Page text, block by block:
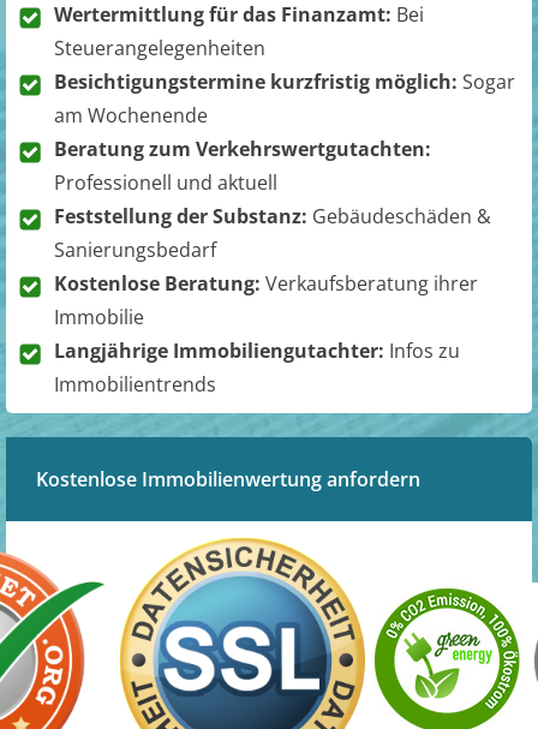
Wertermittlung für das Finanzamt: Bei
Steuerangelegenheiten
Besichtigungstermine kurzfristig möglich: Sogar
am Wochenende
Beratung zum Verkehrswertgutachten:
Professionell und aktuell
Feststellung der Substanz: Gebäudeschäden &
Sanierungsbedarf
Kostenlose Beratung: Verkaufsberatung ihrer
Immobilie
Langjährige Immobiliengutachter: Infos zu
Immobilientrends
Kostenlose Immobilienwertung anfordern